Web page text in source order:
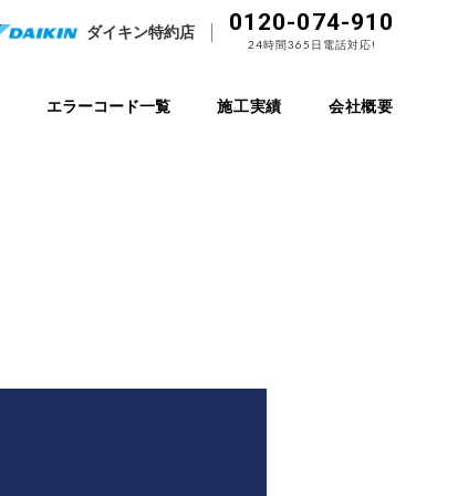
ダイキン特約店 0120-074-910
24時間365日電話対応!
エラーコード一覧 施工実績 会社概要